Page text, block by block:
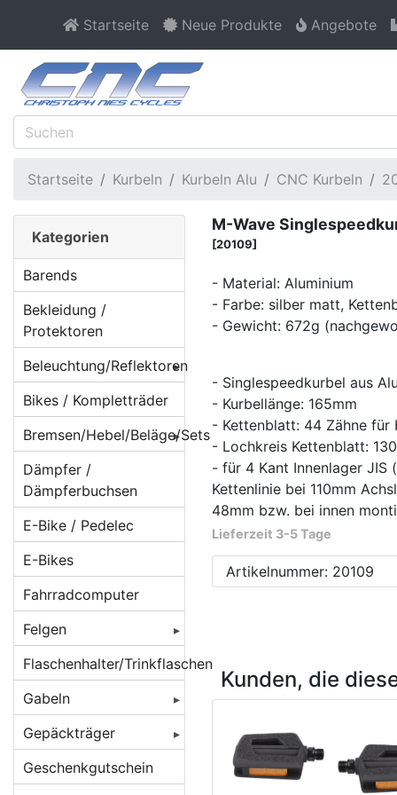
Startseite Neue Produkte Angebote
Startseite Kurbeln Kurbeln Alu CNC Kurbeln
M-Wave
[20109]
- Material: Aluminium
- Farbe: silber matt,
- Gewicht: 672g
- Singlespeedkurbel aus
- Kurbellänge: 165mm
- Kettenblatt: 44 Zähne für
- Lochkreis Kettenblatt:
- für 4 Kant Innenlager JIS
Kettenlinie bei 110mm
48mm bzw. bei innen
Lieferzeit 3-5 Tage
Artikelnummer: 20109
Kunden, die
Kategorien
Barends
Bekleidung /
Protektoren
Beleuchtung/Reflektoren
Beleuchtung für
Batteriebetrieb
Beleuchtung für
Dynamobetrieb
Beleuchtung für
E-Bikes/ Pedelec
Lampenhalter /
Rücklichthalter
Lichtkabel /
Stecker /
Verbinder
Reflektoren /
Reflex-Sticker
Seitenläufer-
Dynamos
Bikes / Kompletträder
Bremsen/Hebel/Beläge/Sets
BMX Bremsen
Bremsbeläge
Beläge für
Brakes
Beläge für
Felgenbremsen
Beläge für
Caliper/Zange
Beläge für
Scheibenbremsen
Bremsen
Bremsenzubehör/Ersatzteile
Bremshebel
Bremsscheiben/Rotoren
Crossbremsen
Rennradbremsen
/ Zangenbremsen
Scheibenbremsadapter
Scheibenbremsen
Dämpfer /
Dämpferbuchsen
E-Bike / Pedelec
E-Bikes
Fahrradcomputer
Felgen
Felgen 16 Zoll
Felgen 20 Zoll
Felgen 22 Zoll
Felgen 24 Zoll
Flaschenhalter/Trinkflaschen
Gabeln
Federgabeln
DT Swiss
Starrgabeln
Gepäckträger
Gepäckträger
hinten
Geschenkgutschein